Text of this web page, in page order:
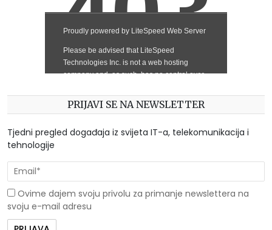
PRIJAVI SE NA NEWSLETTER
Tjedni pregled događaja iz svijeta IT-a, telekomunikacija i
tehnologije
Ovime dajem svoju privolu za primanje newslettera na
svoju e-mail adresu